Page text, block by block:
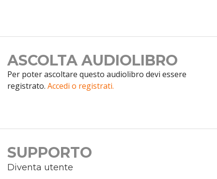
ASCOLTA AUDIOLIBRO
Per poter ascoltare questo audiolibro devi essere
registrato. Accedi o registrati.
SUPPORTO
Diventa utente